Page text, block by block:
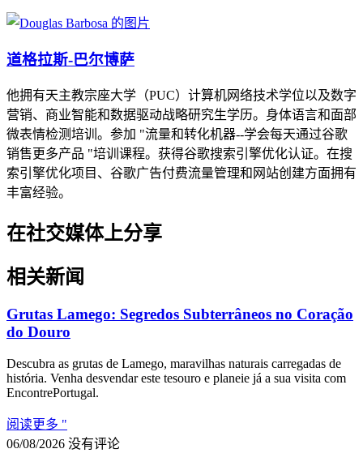
道格拉斯-巴尔博萨
他拥有天主教宗座大学（PUC）计算机网络技术学位以及数字
营销、商业智能和数据驱动战略研究生学历。身体语言和面部
微表情检测培训。参加 "流量和转化机器--学会每天通过谷歌
销售更多产品 "培训课程。获得谷歌搜索引擎优化认证。在搜
索引擎优化项目、谷歌广告付费流量管理和网站创建方面拥有
丰富经验。
在社交媒体上分享
相关新闻
Grutas Lamego: Segredos Subterrâneos no Coração
do Douro
Descubra as grutas de Lamego, maravilhas naturais carregadas de
história. Venha desvendar este tesouro e planeie já a sua visita com
EncontrePortugal.
阅读更多 "
06/08/2026 没有评论